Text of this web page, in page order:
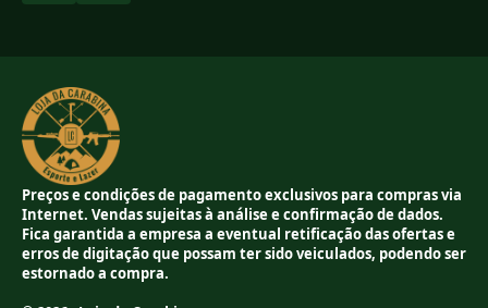
Preços e condições de pagamento exclusivos para compras via
Internet. Vendas sujeitas à análise e confirmação de dados.
Fica garantida a empresa a eventual retificação das ofertas e
erros de digitação que possam ter sido veiculados, podendo ser
estornado a compra.